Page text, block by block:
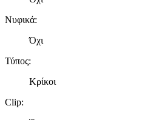
πληροφορίες σχετικά με την από
δικτύωσης, διαφημίσεων και
Νυφικά:
Όχι
Τύπος:
Κρίκοι
Clip: